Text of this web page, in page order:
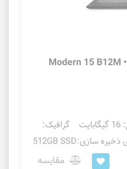
لپ تاپ 15.6 اینچ MSI مدل Modern 15 B12M •
پردازنده: Core i7-1255U رم: 16 گیگابایت گرافیک:
مقایسه